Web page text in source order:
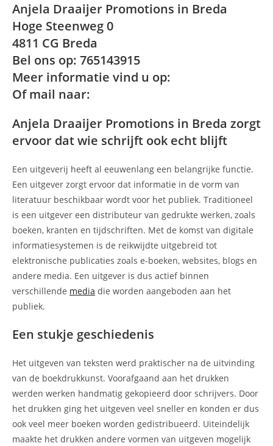
Anjela Draaijer Promotions in Breda
Hoge Steenweg 0
4811 CG Breda
Bel ons op: 765143915
Meer informatie vind u op:
Of mail naar:
Anjela Draaijer Promotions in Breda zorgt
ervoor dat wie schrijft ook echt blijft
Een uitgeverij heeft al eeuwenlang een belangrijke functie.
Een uitgever zorgt ervoor dat informatie in de vorm van
literatuur beschikbaar wordt voor het publiek. Traditioneel
is een uitgever een distributeur van gedrukte werken, zoals
boeken, kranten en tijdschriften. Met de komst van digitale
informatiesystemen is de reikwijdte uitgebreid tot
elektronische publicaties zoals e-boeken, websites, blogs en
andere media. Een uitgever is dus actief binnen
verschillende media die worden aangeboden aan het
publiek.
Een stukje geschiedenis
Het uitgeven van teksten werd praktischer na de uitvinding
van de boekdrukkunst. Voorafgaand aan het drukken
werden werken handmatig gekopieerd door schrijvers. Door
het drukken ging het uitgeven veel sneller en konden er dus
ook veel meer boeken worden gedistribueerd. Uiteindelijk
maakte het drukken andere vormen van uitgeven mogelijk